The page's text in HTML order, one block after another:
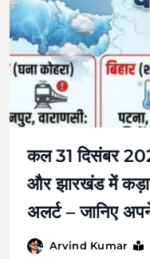
कल 31 दिसंबर
और झारखंड में
अलर्ट – जानिए
Arvind Kumar